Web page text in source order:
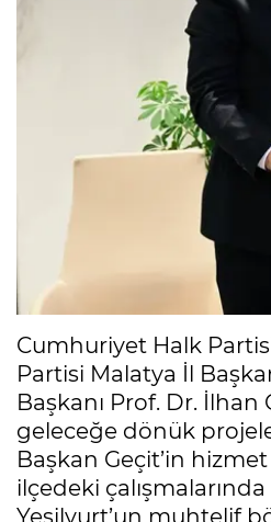
Cumhuriyet Halk
Partisi Malatya İl
Başkanı Prof. Dr. İlhan
geleceğe dönük
Başkan Geçit’in
ilçedeki